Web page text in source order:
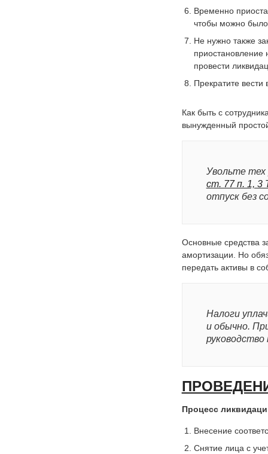
Временно
чтобы можно было
Не нужно также
приостановление
провести
Прекратите
Как быть с
вынужденный
Увольте тех
ст. 77 п. 1, 3
отпуск без
Основные средства
амортизации. Но
передать активы в
Налоги
и обычно.
Процесс
Внесение
Снятие лица с